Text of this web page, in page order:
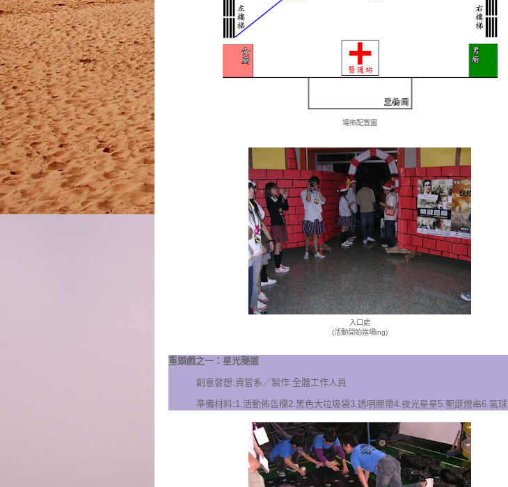
場佈配置圖
入口處
(活動開始進場ing)
重頭戲之一：星光隧道
創意發想:資管系／製作:全體工作人員
準備材料:1.活動佈告欄2.黑色大垃圾袋3.透明膠帶4.夜光星星5.聖誕燈串6.氣球